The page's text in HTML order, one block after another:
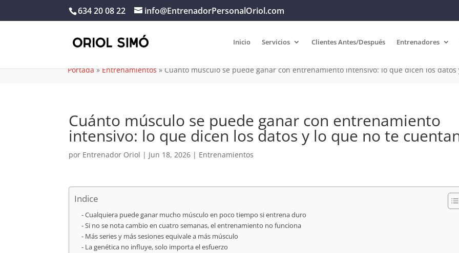
634 20 08 22 info@EntrenadorPersonalOriol.com
Inicio Servicios Clientes Antes/Después Entrenadores
Portada»Entrenamientos»Cuánto músculo se puede ganar con entrenamiento intensivo: lo que dicen los
Cuánto músculo se puede ganar con entrenamiento
intensivo: lo que dicen los datos y lo que no te
por Entrenador Oriol | Jun 18, 2026 | Entrenamientos
Indice
Cualquiera puede ganar mucho músculo en poco tiempo si entrena duro
Si no se nota cambio en cuatro semanas, el entrenamiento no funciona
Más series y más sesiones equivale a más músculo
La genética no influye, solo importa el esfuerzo